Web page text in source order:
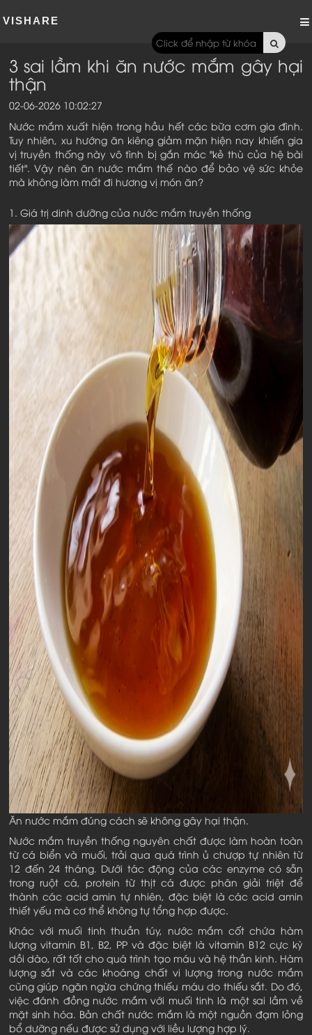
VISHARE
3 sai lầm khi ăn nước mắm gây hại
thận
02-06-2026 10:02:27
Nước mắm xuất hiện trong hầu hết các bữa cơm gia đình.
Tuy nhiên, xu hướng ăn kiêng giảm mặn hiện nay khiến gia
vị truyền thống này vô tình bị gắn mác "kẻ thù của hệ bài
tiết". Vậy nên ăn nước mắm thế nào để bảo vệ sức khỏe
mà không làm mất đi hương vị món ăn?
1. Giá trị dinh dưỡng của nước mắm truyền thống
Ăn nước mắm đúng cách sẽ không gây hại thận.
Nước mắm truyền thống nguyên chất được làm hoàn toàn
từ cá biển và muối, trải qua quá trình ủ chượp tự nhiên từ
12 đến 24 tháng. Dưới tác động của các enzyme có sẵn
trong ruột cá, protein từ thịt cá được phân giải triệt để
thành các acid amin tự nhiên, đặc biệt là các acid amin
thiết yếu mà cơ thể không tự tổng hợp được.
Khác với muối tinh thuần túy, nước mắm cốt chứa hàm
lượng vitamin B1, B2, PP và đặc biệt là vitamin B12 cực kỳ
dồi dào, rất tốt cho quá trình tạo máu và hệ thần kinh. Hàm
lượng sắt và các khoáng chất vi lượng trong nước mắm
cũng giúp ngăn ngừa chứng thiếu máu do thiếu sắt. Do đó,
việc đánh đồng nước mắm với muối tinh là một sai lầm về
mặt sinh hóa. Bản chất nước mắm là một nguồn đạm lỏng
bổ dưỡng nếu được sử dụng với liều lượng hợp lý.